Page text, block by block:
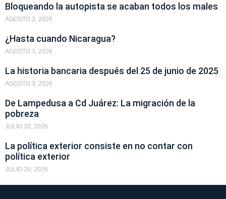
Bloqueando la autopista se acaban todos los males
AGOSTO 3, 2026
¿Hasta cuando Nicaragua?
AGOSTO 3, 2026
La historia bancaria después del 25 de junio de 2025
AGOSTO 3, 2026
De Lampedusa a Cd Juárez: La migración de la
pobreza
JULIO 20, 2026
La política exterior consiste en no contar con
política exterior
JULIO 20, 2026